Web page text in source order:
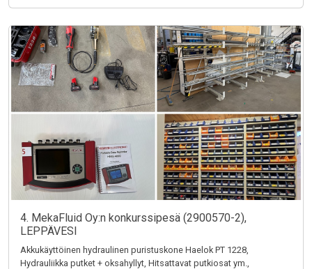
4. MekaFluid Oy:n konkurssipesä (2900570-2),
LEPPÄVESI
Akkukäyttöinen hydraulinen puristuskone Haelok PT 1228,
Hydrauliikka putket + oksahyllyt, Hitsattavat putkiosat ym.,